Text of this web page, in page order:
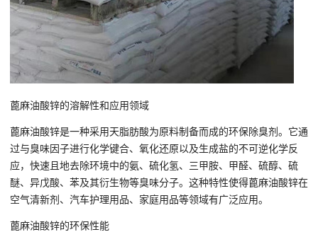
蓖麻油酸锌的溶解性和应用领域
蓖麻油酸锌是一种采用天脂肪酸为原料制备而成的环保除臭剂。它通
过与臭味因子进行化学键合、氧化还原以及生成盐的不可逆化学反
应，快速且地去除环境中的氨、硫化氢、三甲胺、甲醛、硫醇、硫
醚、异戊酸、苯及其衍生物等臭味分子。这种特性使得蓖麻油酸锌在
空气清新剂、汽车护理用品、家庭用品等领域有广泛应用。
蓖麻油酸锌的环保性能